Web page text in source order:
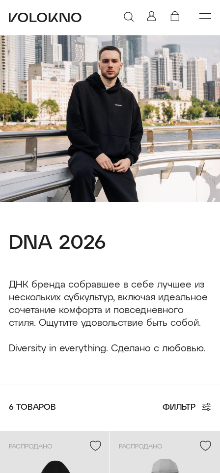
ПОПУЛЯРНЫЕ ТОВАРЫ
HOODIE OVERSIZE "ROBOT"
SWEATSHIRT VLKN "TOWER"
DNA 2026
ДНК бренда собравшее в себе лучшее из
нескольких субкультур, включая идеальное
сочетание комфорта и повседневного
стиля. Ощутите удовольствие быть собой.
Diversity in everything. Сделано с любовью.
6 ТОВАРОВ ФИЛЬТР
РАСПРОДАНО РАСПРОДАНО